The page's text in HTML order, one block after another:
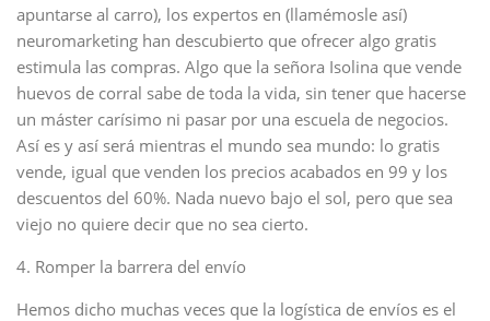
apuntarse al carro), los expertos en (llamémosle así)
neuromarketing han descubierto que ofrecer algo gratis
estimula las compras. Algo que la señora Isolina que vende
huevos de corral sabe de toda la vida, sin tener que hacerse
un máster carísimo ni pasar por una escuela de negocios.
Así es y así será mientras el mundo sea mundo: lo gratis
vende, igual que venden los precios acabados en 99 y los
descuentos del 60%. Nada nuevo bajo el sol, pero que sea
viejo no quiere decir que no sea cierto.
4. Romper la barrera del envío
Hemos dicho muchas veces que la logística de envíos es el